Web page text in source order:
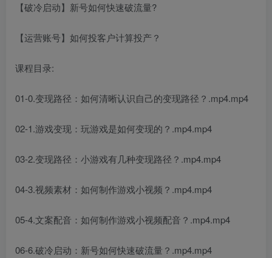
【破冷启动】新号如何快速破流量?
【运营账号】如何投客户计算投产？
课程目录:
01-0.变现路径：如何清晰认识自己的变现路径？.mp4.mp4
02-1.游戏变现：玩游戏是如何变现的？.mp4.mp4
03-2.变现路径：小游戏有几种变现路径？.mp4.mp4
04-3.视频素材：如何制作游戏小视频？.mp4.mp4
05-4.文案配音：如何制作游戏小视频配音？.mp4.mp4
06-6.破冷启动：新号如何快速破流量？.mp4.mp4